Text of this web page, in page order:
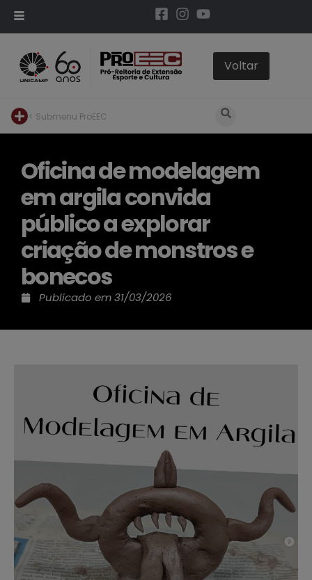
< Submenu ProEEC
Oficina de modelagem
em argila convida
público a explorar
criação de monstros e
bonecos
Publicado em31/03/2026